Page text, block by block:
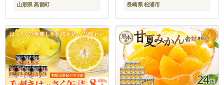
りんご セット 贅沢
山形県 高畠町 長崎県 松浦市